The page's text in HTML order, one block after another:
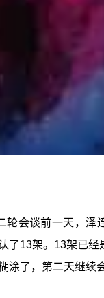
轮会谈前一天，泽
了13架。13架已
涂了，第二天继续